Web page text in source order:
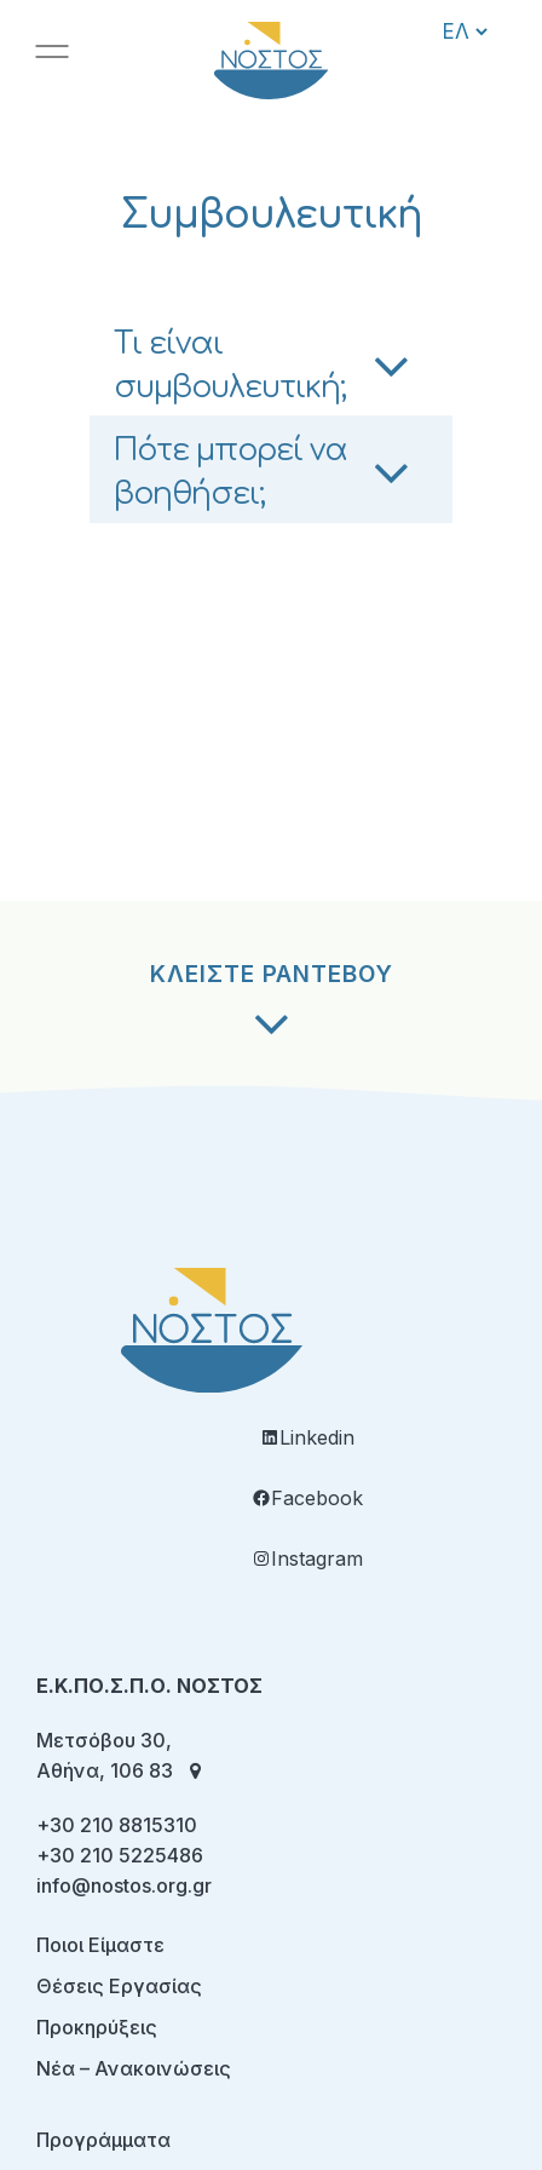
Συμβουλευτική
Τι είναι
συμβουλευτική;
Πότε μπορεί να
βοηθήσει;
ΚΛΕΙΣΤΕ ΡΑΝΤΕΒΟΥ
Linkedin
Facebook
Instagram
Ε.Κ.ΠΟ.Σ.Π.Ο. ΝΟΣΤΟΣ
Μετσόβου 30,
Αθήνα, 106 83
+30 210 8815310
+30 210 5225486
info@nostos.org.gr
Ποιοι Είμαστε
Θέσεις Εργασίας
Προκηρύξεις
Νέα – Ανακοινώσεις
Προγράμματα